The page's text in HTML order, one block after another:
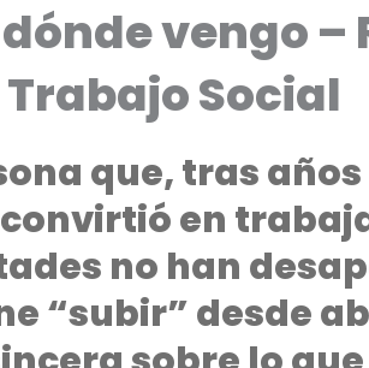
vengo –
Social
que, tras
en
no han
“subir” desde